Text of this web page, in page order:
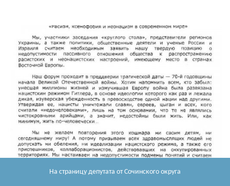
На страницу депутата от Сочинского округа